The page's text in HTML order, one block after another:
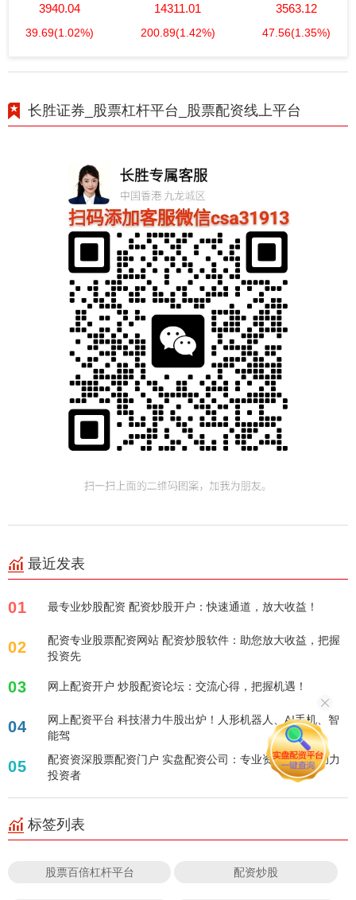
3940.04
39.69(1.02%)
14311.01
200.89(1.42%)
3563.12
47.56(1.35%)
长胜证券_股票杠杆平台_股票配资线上平台
最近发表
01 最专业炒股配资 配资炒股开户：快速通道，放大收益！
02
配资专业股票配资网站 配资炒股软件：助您放大收益，把握
投资先
03 网上配资开户 炒股配资论坛：交流心得，把握机遇！
04
网上配资平台 科技潜力牛股出炉！人形机器人、AI手机、智
能驾
05
配资资深股票配资门户 实盘配资公司：专业资金配比，助力
投资者
标签列表
股票百倍杠杆平台 配资炒股